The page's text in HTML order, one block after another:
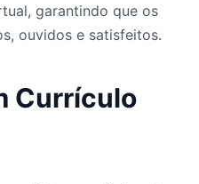
garantindo que os
ouvidos e satisfeitos.
Currículo